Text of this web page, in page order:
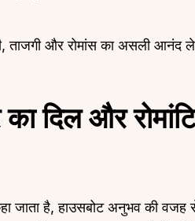
ताजगी और रोमांस का असली आनंद
दिल और
जाता है, हाउसबोट अनुभव की वजह